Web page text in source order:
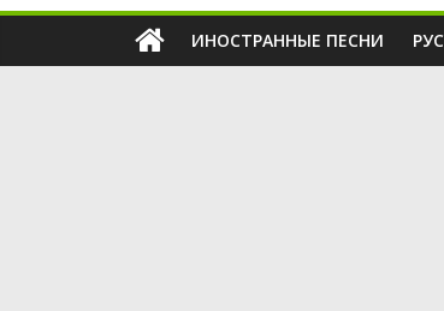
ИНОСТРАННЫЕ ПЕСНИ